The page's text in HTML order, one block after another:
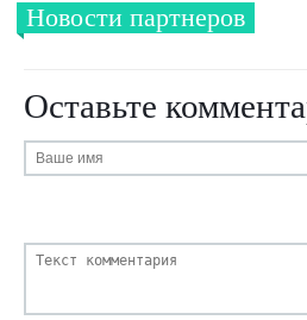
Новости партнеров
Оставьте